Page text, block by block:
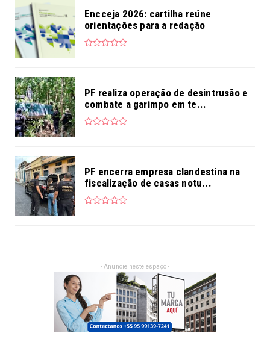
Encceja 2026: cartilha reúne
orientações para a redação
PF realiza operação de desintrusão e
combate a garimpo em te...
PF encerra empresa clandestina na
fiscalização de casas notu...
- Anuncie neste espaço -